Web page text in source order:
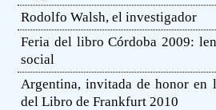
Rodolfo Walsh, el investigador
Feria del libro Córdoba 2009:
social
Argentina, invitada de honor en
del Libro de Frankfurt 2010